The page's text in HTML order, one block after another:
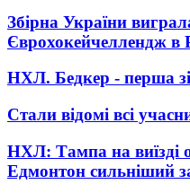
Збірна України
Єврохокейчеллендж в
НХЛ. Бедкер - перша
Стали відомі всі
НХЛ: Тампа на виїзді
Едмонтон сильніший